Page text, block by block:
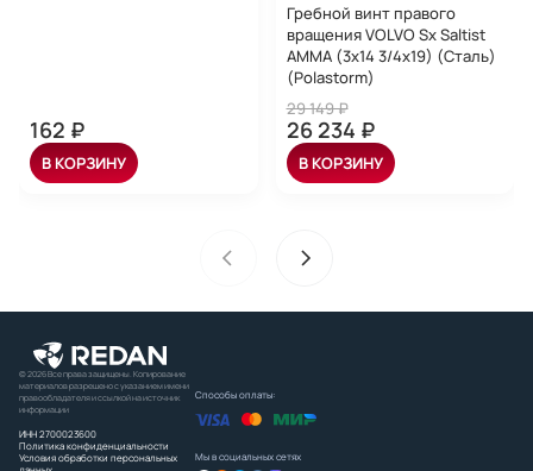
162 ₽
В КОРЗИНУ
Гребной винт правого
вращения VOLVO Sx Saltist
AMMA (3x14 3/4x19) (Сталь)
(Polastorm)
29 149 ₽
26 234 ₽
В КОРЗИНУ
© 2026 Все права защищены. Копирование
материалов разрешено с указанием имени
правообладателя и ссылкой на источник
информации
ИНН 2700023600
Политика конфиденциальности
Условия обработки персональных
Способы оплаты:
Мы в социальных сетях